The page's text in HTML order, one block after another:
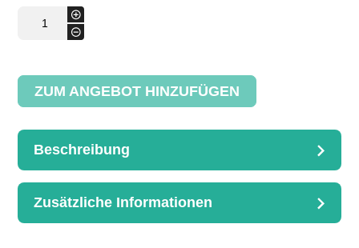
-
Dekorativer+
ZUM ANGEBOT HINZUFÜGEN
Beschreibung
BESCHREIBUNG
Zusätzliche Informationen